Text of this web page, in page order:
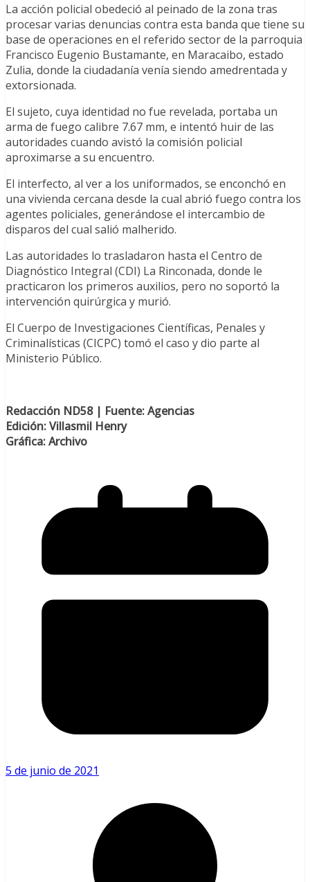
La acción policial obedeció al peinado de la zona tras
procesar varias denuncias contra esta banda que tiene su
base de operaciones en el referido sector de la parroquia
Francisco Eugenio Bustamante, en Maracaibo, estado
Zulia, donde la ciudadanía venía siendo amedrentada y
extorsionada.
El sujeto, cuya identidad no fue revelada, portaba un
arma de fuego calibre 7.67 mm, e intentó huir de las
autoridades cuando avistó la comisión policial
aproximarse a su encuentro.
El interfecto, al ver a los uniformados, se enconchó en
una vivienda cercana desde la cual abrió fuego contra los
agentes policiales, generándose el intercambio de
disparos del cual salió malherido.
Las autoridades lo trasladaron hasta el Centro de
Diagnóstico Integral (CDI) La Rinconada, donde le
practicaron los primeros auxilios, pero no soportó la
intervención quirúrgica y murió.
El Cuerpo de Investigaciones Científicas, Penales y
Criminalísticas (CICPC) tomó el caso y dio parte al
Ministerio Público.
Redacción ND58 | Fuente:Agencias
Edición: Villasmil Henry
Gráfica: Archivo
5 de junio de 2021